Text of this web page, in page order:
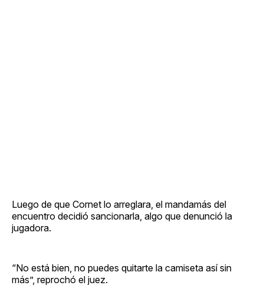
Luego de que Cornet lo arreglara, el mandamás del
encuentro decidió sancionarla, algo que denunció la
jugadora.
“No está bien, no puedes quitarte la camiseta así sin
más”, reprochó el juez.